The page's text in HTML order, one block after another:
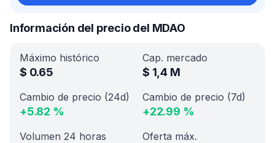
Información del precio del MDAO
Máximo histórico
$ 0.65
Cap. mercado
$ 1,4 M
Cambio de precio (24d)
+5.82 %
Cambio de precio (7d)
+22.99 %
Volumen 24 horas Oferta máx.